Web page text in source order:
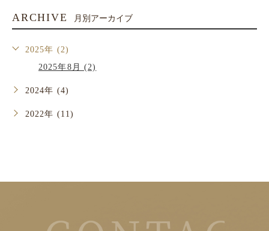
ARCHIVE 月別アーカイブ
2025年 (2)
2025年8月 (2)
2024年 (4)
2022年 (11)